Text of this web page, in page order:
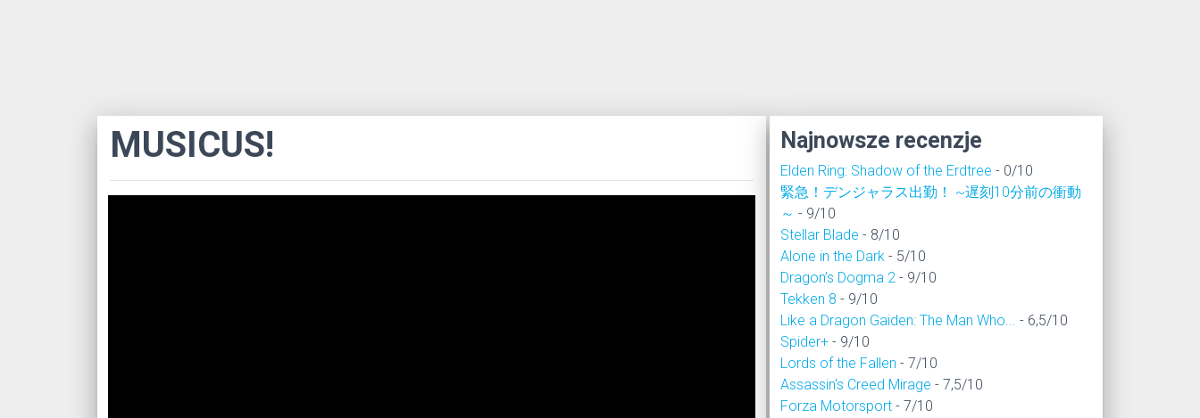
MUSICUS! Najnowsze recenzje
Elden Ring: Shadow of the Erdtree - 0/10
緊急！デンジャラス出勤！ ~遅刻10分前の衝動
～ - 9/10
Stellar Blade - 8/10
Alone in the Dark - 5/10
Dragon’s Dogma 2 - 9/10
Tekken 8 - 9/10
Like a Dragon Gaiden: The Man Who... - 6,5/10
Spider+ - 9/10
Lords of the Fallen - 7/10
Assassin's Creed Mirage - 7,5/10
Forza Motorsport - 7/10